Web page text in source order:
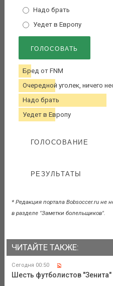
Надо брать
Уедет в Европу
Бред от FNM
Очередной уголек, ничего
Надо брать
Уедет в Европу
ГОЛОСОВАНИЕ
РЕЗУЛЬТАТЫ
* Редакция портала Bobsoccer.ru не
в разделе "Заметки болельщиков".
ЧИТАЙТЕ ТАКЖЕ:
Сегодня 00:50
Шесть футболистов